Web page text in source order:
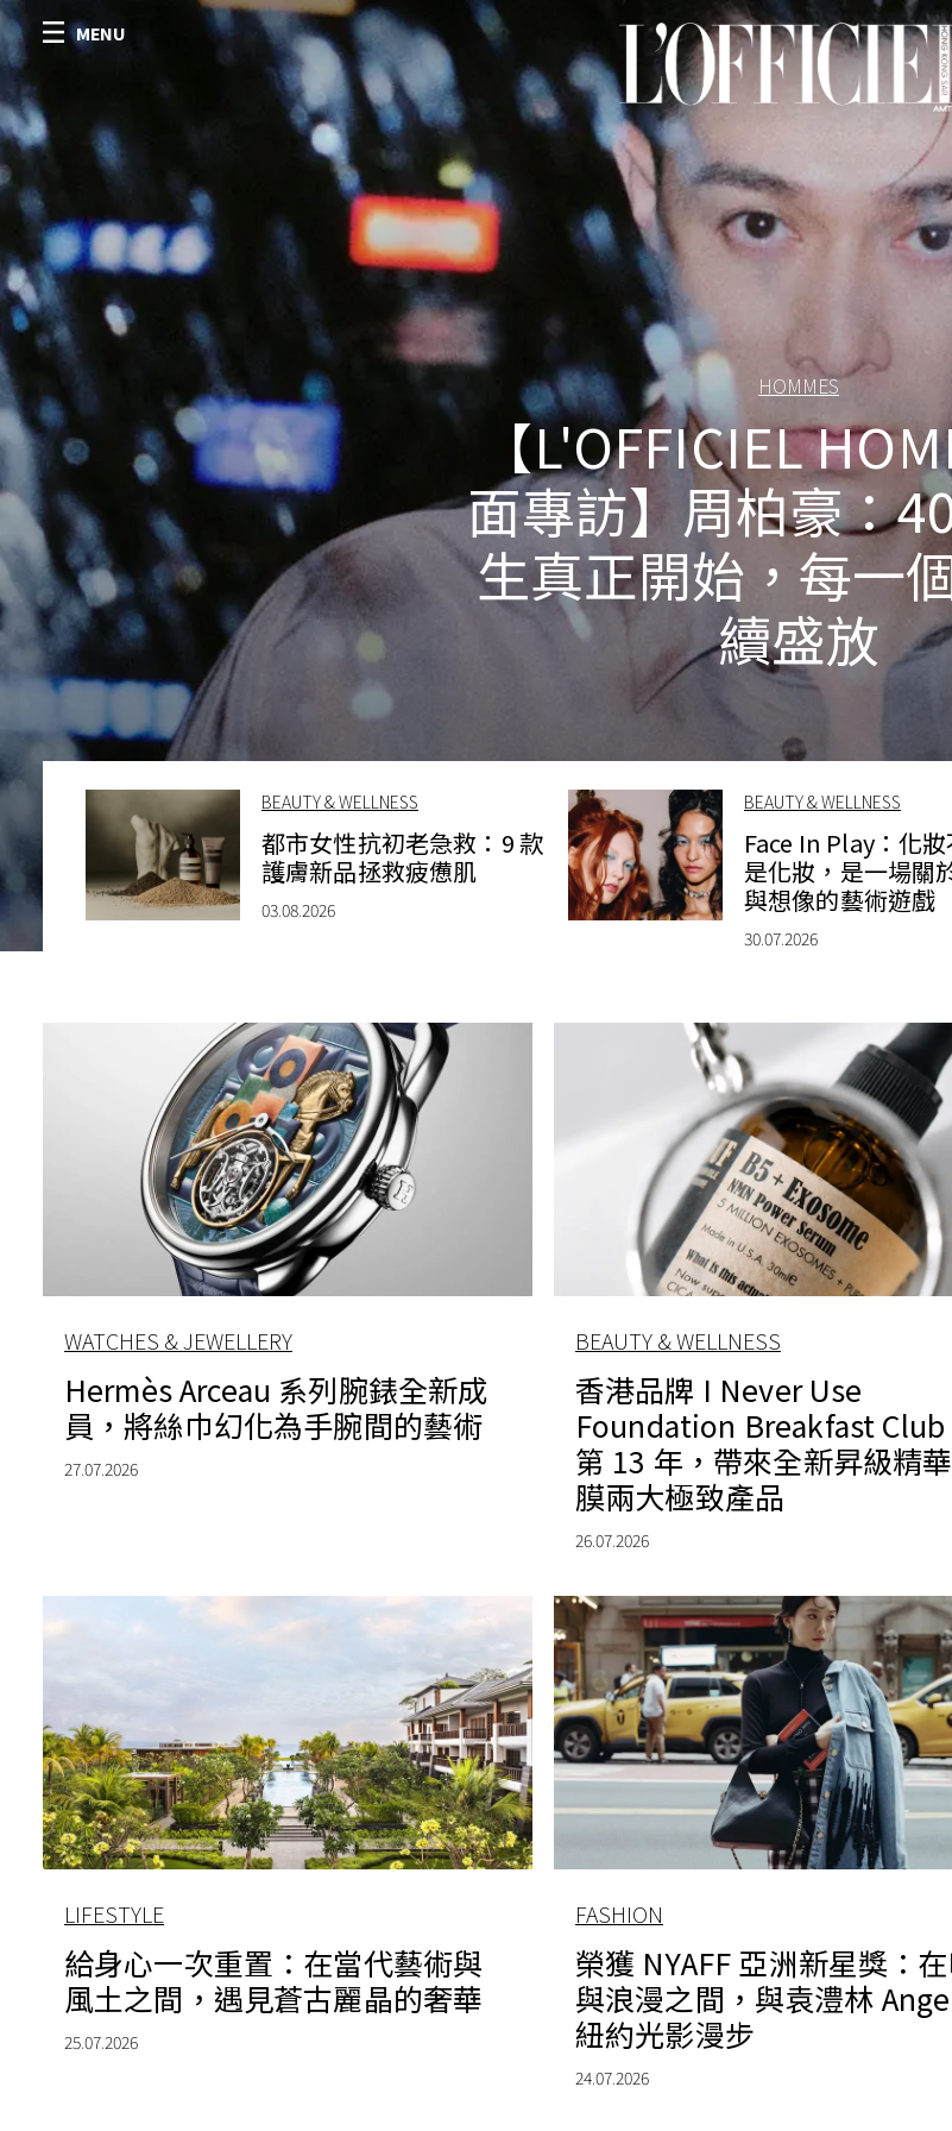
MENU
HOMMES
【L'OFFICIEL
面專訪】周柏豪：
生真正開始，每一
續盛放
BEAUTY & WELLNESS
都市女性抗初老急救：9 款
護膚新品拯救疲憊肌
03.08.2026
BEAUTY & WELLNESS
Face In Play：化
是化妝，是一場關
與想像的藝術遊戲
30.07.2026
WATCHES & JEWELLERY
Hermès Arceau 系列腕錶全新成
員，將絲巾幻化為手腕間的藝術
27.07.2026
BEAUTY & WELLNESS
香港品牌 I Never Use
Foundation Breakfast Club
第 13 年，帶來全新昇級精
膜兩大極致產品
26.07.2026
LIFESTYLE
給身心一次重置：在當代藝術與
風土之間，遇見蒼古麗晶的奢華
25.07.2026
FASHION
榮獲 NYAFF 亞洲新星獎：
與浪漫之間，與袁澧林
紐約光影漫步
24.07.2026